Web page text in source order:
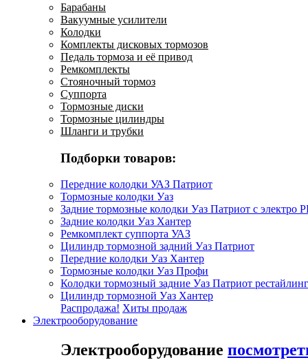
Барабаны
Вакуумные усилители
Колодки
Комплекты дисковых тормозов
Педаль тормоза и её привод
Ремкомплекты
Стояночный тормоз
Суппорта
Тормозные диски
Тормозные цилиндры
Шланги и трубки
Подборки товаров:
Передние колодки УАЗ Патриот
Тормозные колодки Уаз
Задние тормозные колодки Уаз Патриот с электро
Задние колодки Уаз Хантер
Ремкомплект суппорта УАЗ
Цилиндр тормозной задний Уаз Патриот
Передние колодки Уаз Хантер
Тормозные колодки Уаз Профи
Колодки тормозный задние Уаз Патриот
Цилиндр тормозной Уаз Хантер
Распродажа! Хиты продаж
Электрооборудование
Электрооборудование